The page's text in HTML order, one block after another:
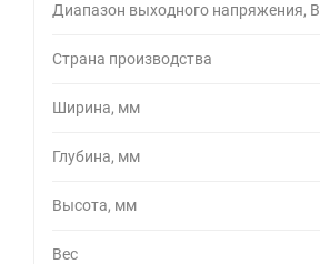
Диапазон выходного напряжения, В
Страна производства
Ширина, мм
Глубина, мм
Высота, мм
Вес